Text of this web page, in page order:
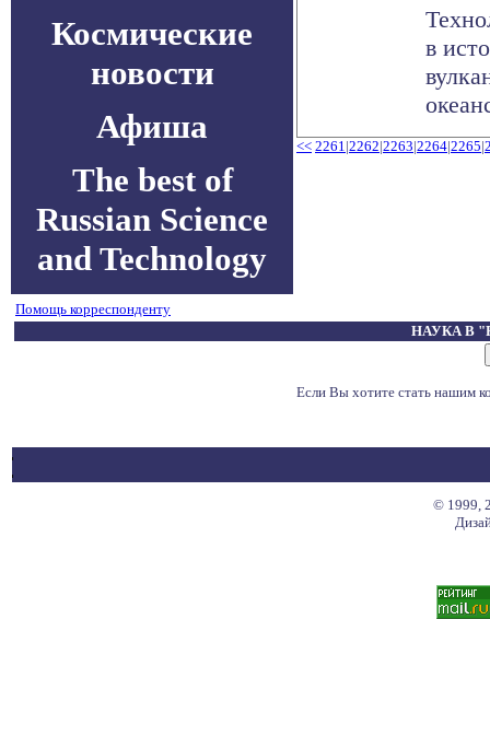
Космические
новости
Афиша
The best of
Russian Science
and Technology
в
<< 2261|2262|2263|2264|2265|
Помощь корреспонденту
НАУКА В
Если Вы хотите стать нашим
© 1999,